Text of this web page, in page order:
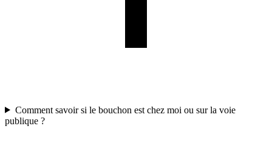
Comment savoir si le bouchon est chez moi ou sur la voie
publique ?